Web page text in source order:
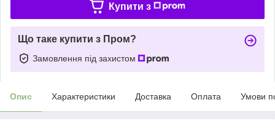
Купити з
Що таке купити з Пром?
Замовлення під захистом
Опис Характеристики Доставка Оплата Умови